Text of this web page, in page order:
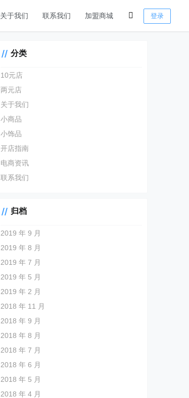
关于我们 联系我们 加盟商城 登录
分类
10元店
两元店
关于我们
小商品
小饰品
开店指南
电商资讯
联系我们
归档
2019 年 9 月
2019 年 8 月
2019 年 7 月
2019 年 5 月
2019 年 2 月
2018 年 11 月
2018 年 9 月
2018 年 8 月
2018 年 7 月
2018 年 6 月
2018 年 5 月
2018 年 4 月